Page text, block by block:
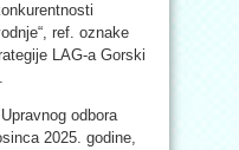
ref. oznake
LAG-a Gorski
odbora
2025. godine,